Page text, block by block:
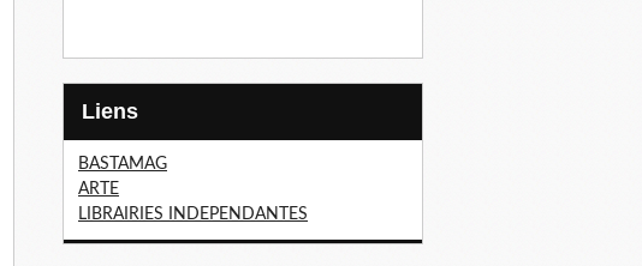
Liens
BASTAMAG
ARTE
LIBRAIRIES INDEPENDANTES